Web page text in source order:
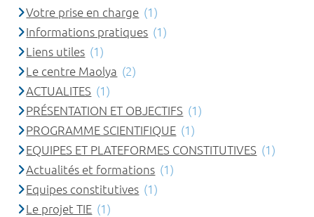
Votre prise en charge (1)
Informations pratiques (1)
Liens utiles (1)
Le centre Maolya (2)
ACTUALITES (1)
PRÉSENTATION ET OBJECTIFS (1)
PROGRAMME SCIENTIFIQUE (1)
EQUIPES ET PLATEFORMES CONSTITUTIVES (1)
Actualités et formations (1)
Equipes constitutives (1)
Le projet TIE (1)